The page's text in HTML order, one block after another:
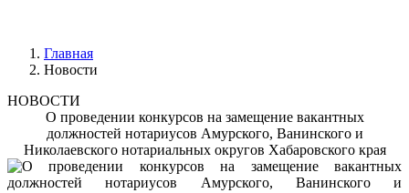
Главная
Новости
НОВОСТИ
О проведении конкурсов на замещение вакантных
должностей нотариусов Амурского, Ванинского и
Николаевского нотариальных округов Хабаровского края